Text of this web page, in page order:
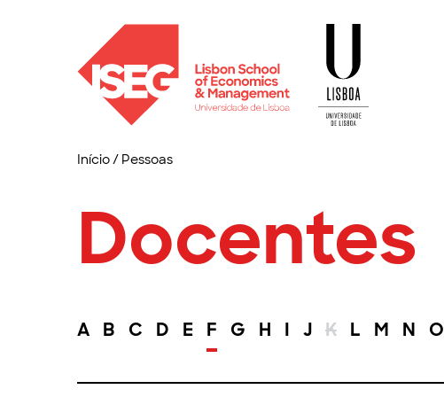
Início/ Pessoas
Docentes
A B C D E F G H I J K L M N O